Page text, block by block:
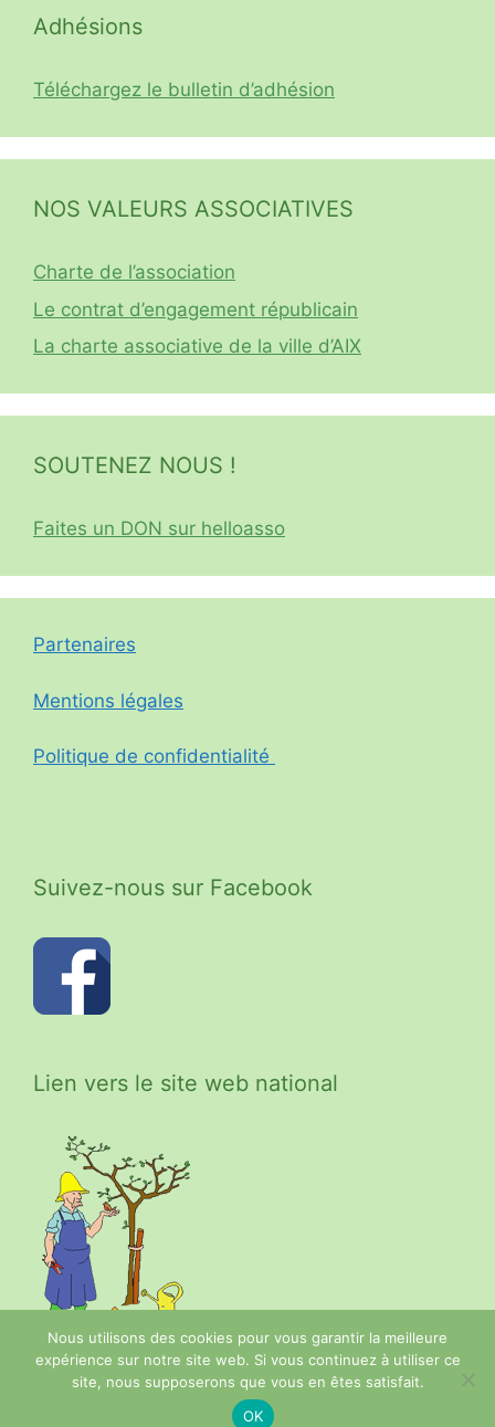
Adhésions
Téléchargez le bulletin d’adhésion
NOS VALEURS ASSOCIATIVES
Charte de l’association
Le contrat d’engagement républicain
La charte associative de la ville d’AIX
SOUTENEZ NOUS !
Faites un DON sur helloasso
Partenaires
Mentions légales
Politique de confidentialité
Suivez-nous sur Facebook
Lien vers le site web national
© 2026 Les Croqueurs de Pommes
Nous utilisons des cookies pour vous garantir la meilleure
expérience sur notre site web. Si vous continuez à utiliser ce
site, nous supposerons que vous en êtes satisfait.
OK